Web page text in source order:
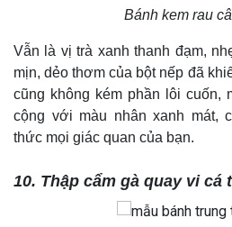
Bánh kem rau
Vẫn là vị trà xanh thanh đạm,
mịn, dẻo thơm của bột nếp đã
cũng không kém phần lôi cuốn,
cộng với màu nhân xanh mát,
thức mọi giác quan của bạn.
10. Thập cẩm gà quay vi cá